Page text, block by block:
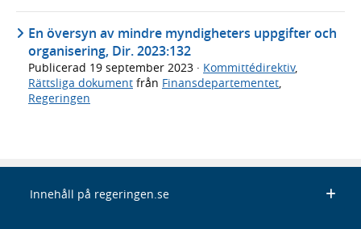
En översyn av mindre myndigheters uppgifter och
organisering, Dir. 2023:132
Publicerad 19 september 2023 · Kommittédirektiv,
Rättsliga dokument från Finansdepartementet,
Regeringen
Innehåll på regeringen.se